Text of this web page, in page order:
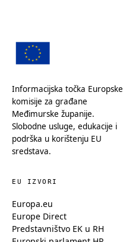
Informacijska točka Europske
komisije za građane
Međimurske županije.
Slobodne usluge, edukacije i
podrška u korištenju EU
sredstava.
EU IZVORI
Europa.eu
Europe Direct
Predstavništvo EK u RH